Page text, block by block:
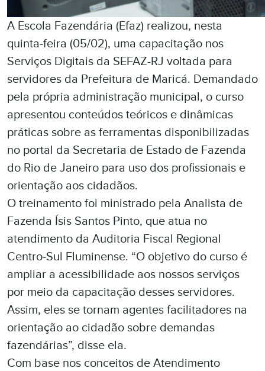
A Escola Fazendária (Efaz) realizou, nesta
quinta-feira (05/02), uma capacitação nos
Serviços Digitais da SEFAZ-RJ voltada para
servidores da Prefeitura de Maricá. Demandado
pela própria administração municipal, o curso
apresentou conteúdos teóricos e dinâmicas
práticas sobre as ferramentas disponibilizadas
no portal da Secretaria de Estado de Fazenda
do Rio de Janeiro para uso dos profissionais e
orientação aos cidadãos.
O treinamento foi ministrado pela Analista de
Fazenda Ísis Santos Pinto, que atua no
atendimento da Auditoria Fiscal Regional
Centro-Sul Fluminense. “O objetivo do curso é
ampliar a acessibilidade aos nossos serviços
por meio da capacitação desses servidores.
Assim, eles se tornam agentes facilitadores na
orientação ao cidadão sobre demandas
fazendárias”, disse ela.
Com base nos conceitos de Atendimento